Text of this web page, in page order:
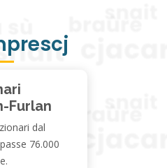
Furlan
dal
76.000